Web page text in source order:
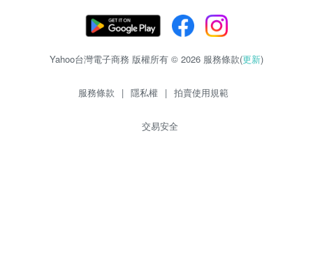
Yahoo台灣電子商務 版權所有 © 2026 服務條款(更新)
服務條款 | 隱私權 | 拍賣使用規範
交易安全